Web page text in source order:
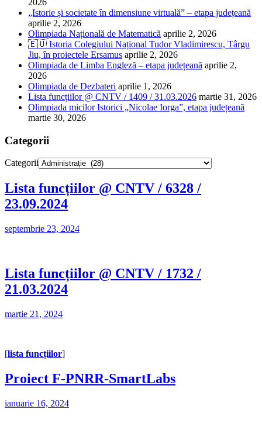
2026
„Istorie și societate în dimensiune virtuală” – etapa județeană
aprilie 2, 2026
Olimpiada Națională de Matematică aprilie 2, 2026
🇪🇺 Istoria Colegiului Național Tudor Vladimirescu, Târgu
Jiu, în proiectele Ersamus aprilie 2, 2026
Olimpiada de Limba Engleză – etapa județeană aprilie 2,
2026
Olimpiada de Dezbateri aprilie 1, 2026
Lista funcțiilor @ CNTV / 1409 / 31.03.2026 martie 31, 2026
Olimpiada micilor Istorici „Nicolae Iorga”, etapa județeană
martie 30, 2026
Categorii
Categorii
Lista funcțiilor @ CNTV / 6328 /
23.09.2024
septembrie 23, 2024
Lista funcțiilor @ CNTV / 1732 /
21.03.2024
martie 21, 2024
[lista funcțiilor]
Proiect F-PNRR-SmartLabs
ianuarie 16, 2024